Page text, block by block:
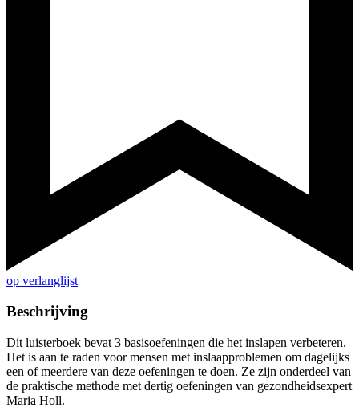
op verlanglijst
Beschrijving
Dit luisterboek bevat 3 basisoefeningen die het inslapen verbeteren.
Het is aan te raden voor mensen met inslaapproblemen om dagelijks
een of meerdere van deze oefeningen te doen. Ze zijn onderdeel van
de praktische methode met dertig oefeningen van gezondheidsexpert
Maria Holl.